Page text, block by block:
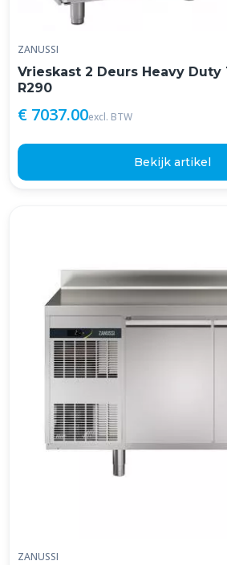
ZANUSSI
Vrieskast 2 Deurs Heavy Duty
R290
€ 7037.00excl. BTW
Bekijk artikel
ZANUSSI